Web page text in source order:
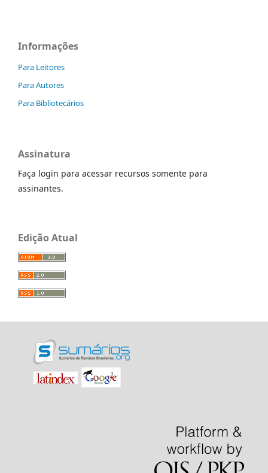
Informações
Para Leitores
Para Autores
Para Bibliotecários
Assinatura
Faça login para acessar recursos somente para
assinantes.
Edição Atual